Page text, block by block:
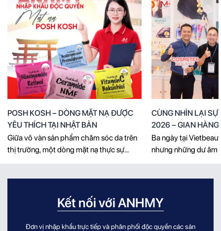
POSH KOSH – DÒNG MẶT NẠ ĐƯỢC
YÊU THÍCH TẠI NHẬT BẢN
Giữa vô vàn sản phẩm chăm sóc da trên
thị trường, một dòng mặt nạ thực sự
cầu của làn da. POSH KOSH tạo dấu ấn
bằng cách kết hợp [...]
CÙNG NHÌN LẠI SỰ
2026 – GIAN HÀNG
FOUNDATION
GIỜ HẾT!
Ba ngày tại
nhưng những dư âm
AnhMy Foundation.
triển lãm mỹ phẩm,
Kết nối với ANHMY
Đơn vị nhập khẩu trực tiếp và phân phối độc quyền các sản